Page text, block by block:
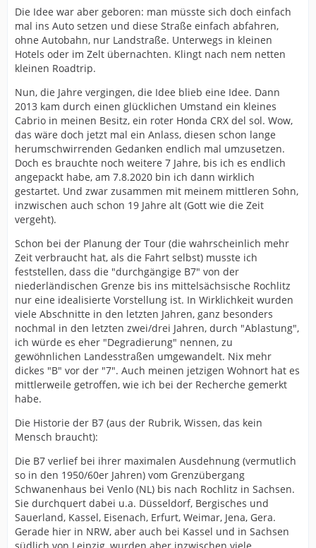
Die Idee war aber geboren: man müsste sich doch einfach
mal ins Auto setzen und diese Straße einfach abfahren,
ohne Autobahn, nur Landstraße. Unterwegs in kleinen
Hotels oder im Zelt übernachten. Klingt nach nem netten
kleinen Roadtrip.
Nun, die Jahre vergingen, die Idee blieb eine Idee. Dann
2013 kam durch einen glücklichen Umstand ein kleines
Cabrio in meinen Besitz, ein roter Honda CRX del sol. Wow,
das wäre doch jetzt mal ein Anlass, diesen schon lange
herumschwirrenden Gedanken endlich mal umzusetzen.
Doch es brauchte noch weitere 7 Jahre, bis ich es endlich
angepackt habe, am 7.8.2020 bin ich dann wirklich
gestartet. Und zwar zusammen mit meinem mittleren Sohn,
inzwischen auch schon 19 Jahre alt (Gott wie die Zeit
vergeht).
Schon bei der Planung der Tour (die wahrscheinlich mehr
Zeit verbraucht hat, als die Fahrt selbst) musste ich
feststellen, dass die "durchgängige B7" von der
niederländischen Grenze bis ins mittelsächsische Rochlitz
nur eine idealisierte Vorstellung ist. In Wirklichkeit wurden
viele Abschnitte in den letzten Jahren, ganz besonders
nochmal in den letzten zwei/drei Jahren, durch "Ablastung",
ich würde es eher "Degradierung" nennen, zu
gewöhnlichen Landesstraßen umgewandelt. Nix mehr
dickes "B" vor der "7". Auch meinen jetzigen Wohnort hat es
mittlerweile getroffen, wie ich bei der Recherche gemerkt
habe.
Die Historie der B7 (aus der Rubrik, Wissen, das kein
Mensch braucht):
Die B7 verlief bei ihrer maximalen Ausdehnung (vermutlich
so in den 1950/60er Jahren) vom Grenzübergang
Schwanenhaus bei Venlo (NL) bis nach Rochlitz in Sachsen.
Sie durchquert dabei u.a. Düsseldorf, Bergisches und
Sauerland, Kassel, Eisenach, Erfurt, Weimar, Jena, Gera.
Gerade hier in NRW, aber auch bei Kassel und in Sachsen